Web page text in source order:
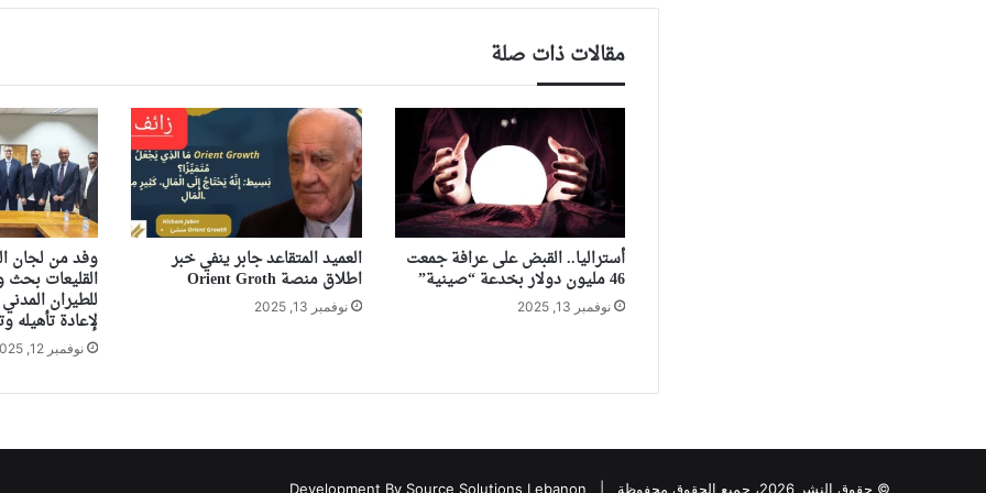
مقالات ذات صلة
أستراليا.. القبض على عرافة جمعت
46 مليون دولار بخدعة “صينية”
نوفمبر 13, 2025
العميد المتقاعد جابر ينفي خبر
اطلاق منصة Orient Groth
نوفمبر 13, 2025
وفد من لجان
القليعات بحث
للطيران
لإعادة تأهيله
نوفمبر 12, 2025
© حقوق النشر 2026، جميع الحقوق محفوظة | Development By Source Solutions Lebanon